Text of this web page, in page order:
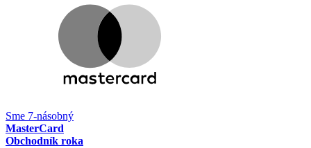
Sme 7-násobný
MasterCard
Obchodník roka